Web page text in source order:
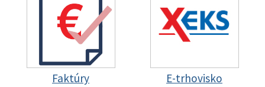
Faktúry E-trhovisko